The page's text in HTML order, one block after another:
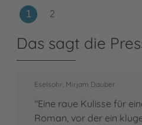
Das sagt die
Eselsohr, Mirjam Dauber
"Eine raue Kulisse für
Roman, vor der ein